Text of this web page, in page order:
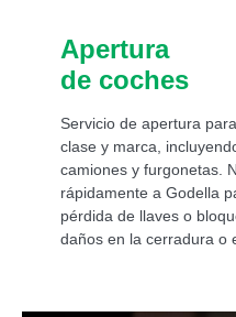
Apertura
de coches
Servicio de apertura
clase y marca,
camiones y furgonetas.
rápidamente a Godella
pérdida de llaves o
daños en la cerradura o